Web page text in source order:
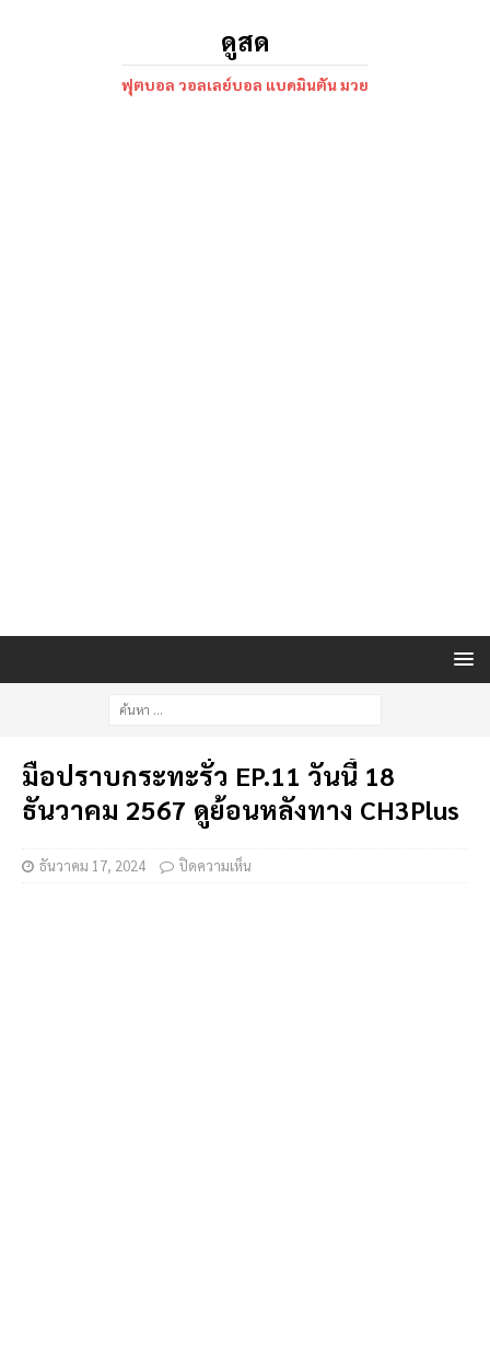
ดูสด
ฟุตบอล วอลเลย์บอล แบดมินตัน มวย
มือปราบกระทะรั่ว EP.11 วันนี้ 18
ธันวาคม 2567 ดูย้อนหลังทาง CH3Plus
ธันวาคม 17, 2024 ปิดความเห็น